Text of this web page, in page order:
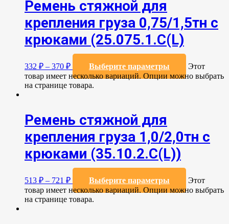
Ремень стяжной для
крепления груза 0,75/1,5тн с
крюками (25.075.1.С(L)
332 ₽ – 370 ₽ Выберите параметры
Этот
товар имеет несколько вариаций. Опции можно выбрать
на странице товара.
Ремень стяжной для
крепления груза 1,0/2,0тн с
крюками (35.10.2.C(L))
513 ₽ – 721 ₽ Выберите параметры
Этот
товар имеет несколько вариаций. Опции можно выбрать
на странице товара.